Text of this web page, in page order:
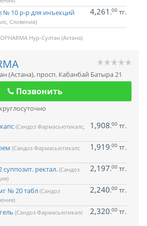
№ 10 р-р для инъекций
Словения)
4,261 .00 тг.
Нур-Султан (Астана)
(Астана), просп. Кабанбай Батыра 21
Позвонить
круглосуточно
(Сандоз Фармасьютикалс,
1,908.00 тг.
(Сандоз Фармасьютикалс
1,919.00 тг.
ректал. (Сандоз
2,197.00 тг.
№ 20 табл (Сандоз
2,240.00 тг.
(Сандоз Фармасьютикалс
2,320.00 тг.